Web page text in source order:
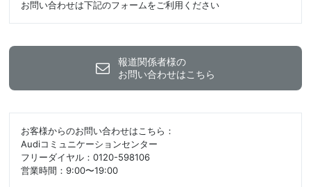
お問い合わせは下記のフォームをご利用ください
報道関係者様の
お問い合わせはこちら
お客様からのお問い合わせはこちら：
Audiコミュニケーションセンター
フリーダイヤル：0120-598106
営業時間：9:00〜19:00